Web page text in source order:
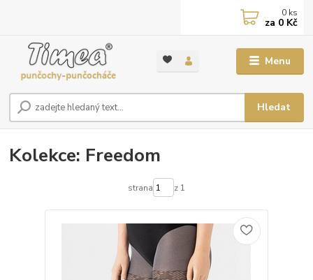
Menu
Hledat
0 ks
za 0 Kč
Kolekce: Freedom
strana z 1